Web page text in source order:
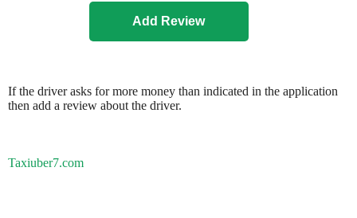
If the driver asks for more money than indicated in the application
then add a review about the driver.
Taxiuber7.com